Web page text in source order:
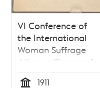
VI Conference of
the International
Woman Suffrage
Alliance [Program]
1911